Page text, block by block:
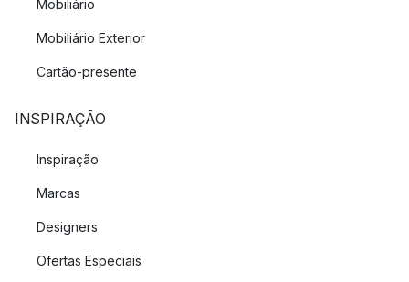
Mobiliário
Mobiliário Exterior
Cartão-presente
INSPIRAÇÃO
Inspiração
Marcas
Designers
Ofertas Especiais